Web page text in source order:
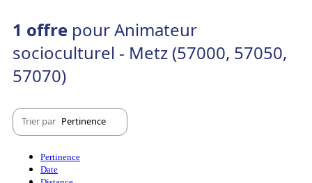
1 offre pour Animateur
socioculturel - Metz (57000, 57050,
57070)
Trier par Pertinence
Pertinence
Date